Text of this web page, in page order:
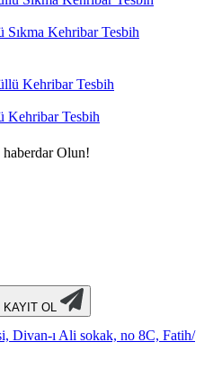
Kehribar Tesbih
Kehribar Tesbih
haberdar Olun!
KAYIT OL
Divan-ı Ali sokak, no 8C, Fatih/